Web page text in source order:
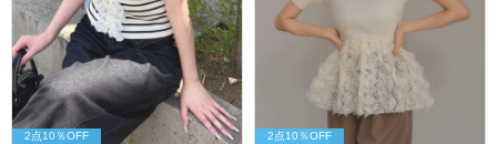
2点10％OFF 2点10％OFF